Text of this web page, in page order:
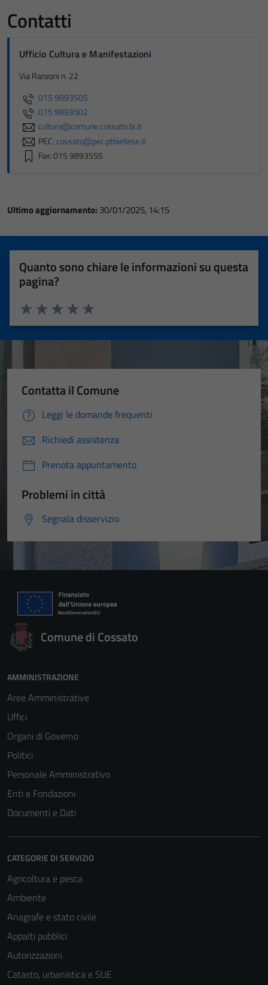
Contatti
Ufficio Cultura e Manifestazioni
Via Ranzoni n. 22
015 9893505
015 9893502
cultura@comune.cossato.bi.it
PEC:cossato@pec.ptbiellese.it
Fax: 015 9893555
Ultimo aggiornamento: 30/01/2025, 14:15
Quanto sono chiare le informazioni su questa
pagina?
Valuta 5 stelle su 5
Valuta 4 stelle su 5
Valuta 3 stelle su 5
Valuta 2 stelle su 5
Valuta 1 stelle su 5
Contatta il Comune
Leggi le domande frequenti
Richiedi assistenza
Prenota appuntamento
Problemi in città
Segnala disservizio
Comune di Cossato
AMMINISTRAZIONE
Aree Amministrative
Uffici
Organi di Governo
Politici
Personale Amministrativo
Enti e Fondazioni
Documenti e Dati
CATEGORIE DI SERVIZIO
Agricoltura e pesca
Ambiente
Anagrafe e stato civile
Appalti pubblici
Autorizzazioni
Catasto, urbanistica e SUE